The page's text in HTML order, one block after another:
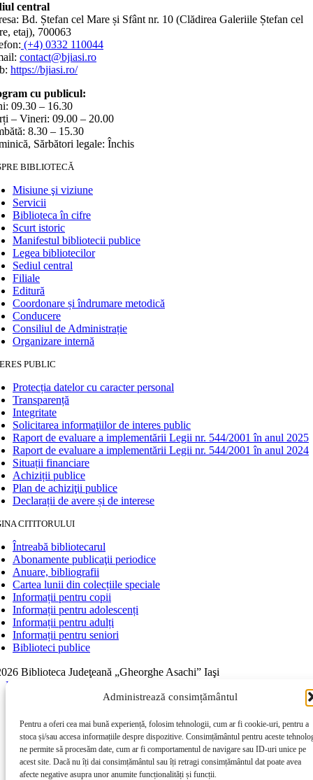
Administrează consimțământul
Pentru a oferi cea mai bună experiență, folosim tehnologii, cum ar fi cookie-uri, pentru a
stoca și/sau accesa informațiile despre dispozitive. Consimțământul pentru aceste
ne permite să procesăm date, cum ar fi comportamentul de navigare sau ID-uri unice pe
acest site. Dacă nu îți dai consimțământul sau îți retragi consimțământul dat poate avea
afecte negative asupra unor anumite funcționalități și funcții.
central
Bd. Ștefan cel Mare și Sfânt nr. 10 (Clădirea Galeriile Ștefan cel
etaj), 700063
(+4) 0332 110044
contact@bjiasi.ro
https://bjiasi.ro/
cu publicul:
09.30 – 16.30
– Vineri: 09.00 – 20.00
8.30 – 15.30
Sărbători legale: Închis
BIBLIOTECĂ
Misiune şi viziune
Servicii
Biblioteca în cifre
Scurt istoric
Manifestul bibliotecii publice
Legea bibliotecilor
Sediul central
Filiale
Editură
Coordonare și îndrumare metodică
Conducere
Consiliul de Administrație
Organizare internă
PUBLIC
Protecția datelor cu caracter personal
Transparență
Integritate
Solicitarea informaţiilor de interes public
Raport de evaluare a implementării Legii nr. 544/2001 în anul 2025
Raport de evaluare a implementării Legii nr. 544/2001 în anul 2024
Situații financiare
Achiziții publice
Plan de achiziţii publice
Declarații de avere și de interese
CITITORULUI
Întreabă bibliotecarul
Abonamente publicaţii periodice
Anuare, bibliografii
Cartea lunii din colecțiile speciale
Informații pentru copii
Informații pentru adolescenți
Informații pentru adulți
Informații pentru seniori
Biblioteci publice
Biblioteca Judeţeană „Gheorghe Asachi” Iaşi
Page load link